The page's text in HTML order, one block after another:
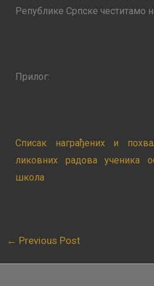
Републике Српске честитамо
Прилог:
Списак награђених и
ликовних радова ученика
школа
← Previous Post